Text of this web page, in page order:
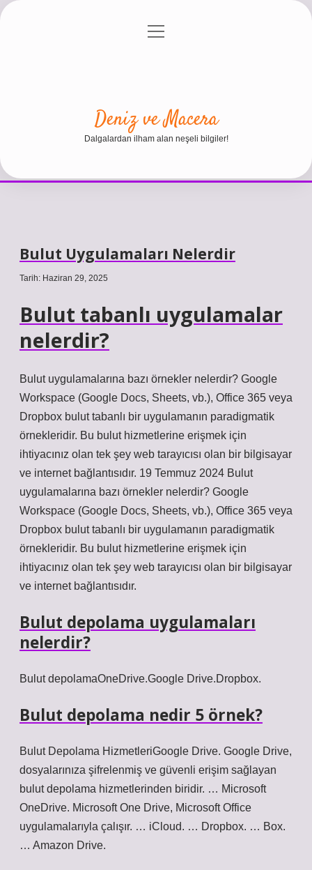
Gizlilik Politikası
menüyü
Deniz ve Macera
Dalgalardan ilham alan neşeli bilgiler!
Bulut Uygulamaları Nelerdir
Tarih: Haziran 29, 2025
Bulut tabanlı uygulamalar
nelerdir?
Bulut uygulamalarına bazı örnekler nelerdir? Google
Workspace (Google Docs, Sheets, vb.), Office 365 veya
Dropbox bulut tabanlı bir uygulamanın paradigmatik
örnekleridir. Bu bulut hizmetlerine erişmek için
ihtiyacınız olan tek şey web tarayıcısı olan bir bilgisayar
ve internet bağlantısıdır. 19 Temmuz 2024 Bulut
uygulamalarına bazı örnekler nelerdir? Google
Workspace (Google Docs, Sheets, vb.), Office 365 veya
Dropbox bulut tabanlı bir uygulamanın paradigmatik
örnekleridir. Bu bulut hizmetlerine erişmek için
ihtiyacınız olan tek şey web tarayıcısı olan bir bilgisayar
ve internet bağlantısıdır.
Bulut depolama uygulamaları
nelerdir?
Bulut depolamaOneDrive.Google Drive.Dropbox.
Bulut depolama nedir 5 örnek?
Bulut Depolama HizmetleriGoogle Drive. Google Drive,
dosyalarınıza şifrelenmiş ve güvenli erişim sağlayan
bulut depolama hizmetlerinden biridir. … Microsoft
OneDrive. Microsoft One Drive, Microsoft Office
uygulamalarıyla çalışır. … iCloud. … Dropbox. … Box.
… Amazon Drive.